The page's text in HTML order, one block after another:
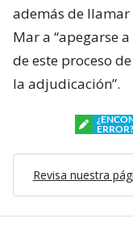
además de
Mar a “apegarse
de este proceso
la adjudicación”.
ERROR?
Revisa nuestra